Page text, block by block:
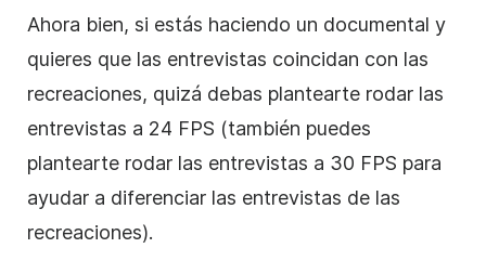
Ahora bien, si estás haciendo un documental y
quieres que las entrevistas coincidan con las
recreaciones, quizá debas plantearte rodar las
entrevistas a 24 FPS (también puedes
plantearte rodar las entrevistas a 30 FPS para
ayudar a diferenciar las entrevistas de las
recreaciones).